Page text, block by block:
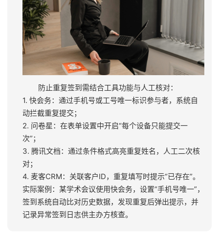
防止重复签到需结合工具功能与人工核对：
1. 快会务：通过手机号或工号唯一标识参与者，系统自
动拦截重复提交；
2. 问卷星：在表单设置中开启“每个设备只能提交一
次”；
3. 腾讯文档：通过条件格式高亮重复姓名，人工二次核
对；
4. 麦客CRM：关联客户ID，重复填写时提示“已存在”。
实际案例：某学术会议使用快会务，设置“手机号唯一”，
签到系统自动比对历史数据，发现重复后弹出提示，并
记录异常签到日志供主办方核查。